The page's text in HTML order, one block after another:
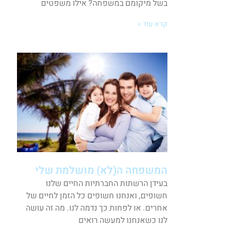
בשל מיקומם במשפחה? אילו משפטים
קרא עוד »
המשפחה ה(לא) מושלמת שלי
בעידן הרשתות החברתיות החיים שלנו
חשופים, ואנחנו חשופים כל הזמן לחיים של
אחרים. או לפחות כך נדמה לנו. מה זה עושה
לנו כשאנחנו למעשה רואים